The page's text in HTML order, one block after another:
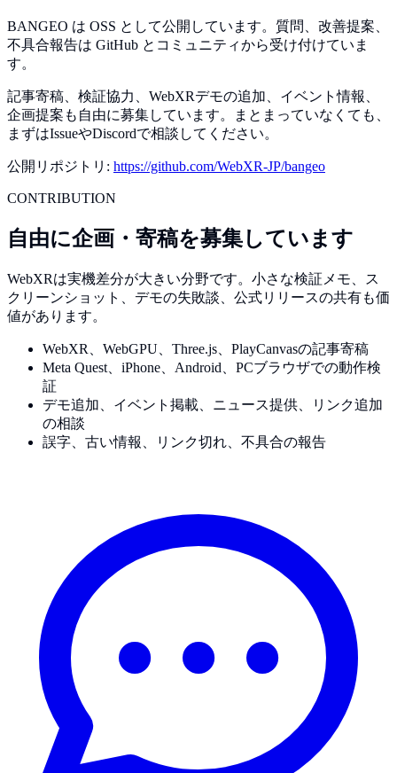
BANGEO は OSS として公開しています。質問、改善提案、
不具合報告は GitHub とコミュニティから受け付けていま
す。
記事寄稿、検証協力、WebXRデモの追加、イベント情報、
企画提案も自由に募集しています。まとまっていなくても、
まずはIssueやDiscordで相談してください。
公開リポジトリ: https://github.com/WebXR-JP/bangeo
CONTRIBUTION
自由に企画・寄稿を募集しています
WebXRは実機差分が大きい分野です。小さな検証メモ、ス
クリーンショット、デモの失敗談、公式リリースの共有も価
値があります。
WebXR、WebGPU、Three.js、PlayCanvasの記事寄稿
Meta Quest、iPhone、Android、PCブラウザでの動作検
証
デモ追加、イベント掲載、ニュース提供、リンク追加
の相談
誤字、古い情報、リンク切れ、不具合の報告